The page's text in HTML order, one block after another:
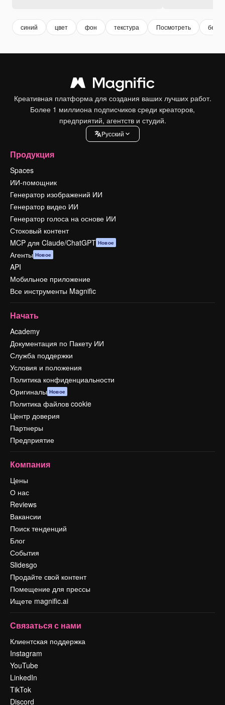
синий цвет фон текстура Посмотреть
Креативная платформа для создания ваших лучших работ.
Более 1 миллиона подписчиков среди креаторов,
предприятий, агентств и студий.
Pусский
Продукция
Spaces
ИИ-помощник
Генератор изображений ИИ
Генератор видео ИИ
Генератор голоса на основе ИИ
Стоковый контент
MCP для Claude/ChatGPT Новое
Агенты Новое
API
Мобильное приложение
Все инструменты Magnific
Начать
Academy
Документация по Пакету ИИ
Служба поддержки
Условия и положения
Политика конфиденциальности
Оригиналы Новое
Политика файлов cookie
Центр доверия
Партнеры
Предприятие
Компания
Цены
О нас
Reviews
Вакансии
Поиск тенденций
Блог
События
Slidesgo
Продайте свой контент
Помещение для прессы
Ищете magnific.ai
Связаться с нами
Клиентская поддержка
Instagram
YouTube
LinkedIn
TikTok
Discord